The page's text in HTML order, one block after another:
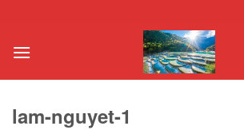
nội
lam-nguyet-1